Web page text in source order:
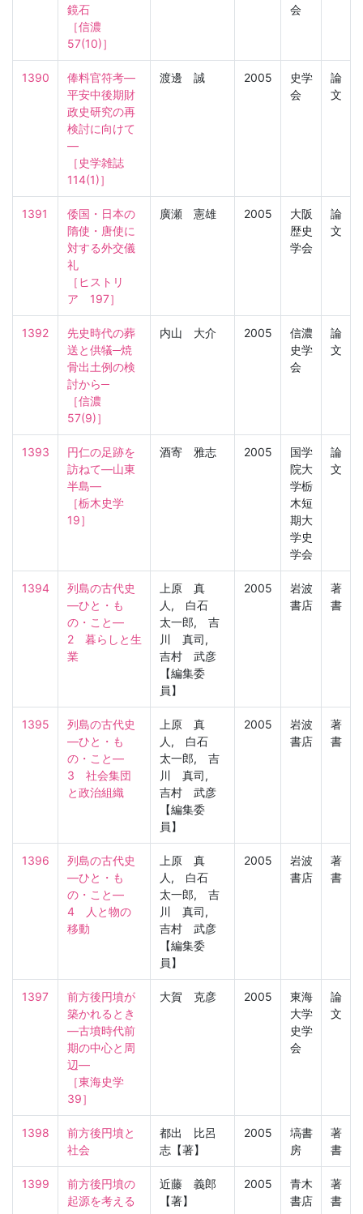
鏡石
［信濃
57(10)］
会
1390
俸料官符考―
平安中後期財
政史研究の再
検討に向けて
―
［史学雑誌
114(1)］
渡邊 誠 2005
史学
会
論
文
1391
倭国・日本の
隋使・唐使に
対する外交儀
礼
［ヒストリ
ア　197］
廣瀬 憲雄 2005
大阪
歴史
学会
論
文
1392
先史時代の葬
送と供犠─焼
骨出土例の検
討から─
［信濃
57(9)］
内山 大介 2005
信濃
史学
会
論
文
1393
円仁の足跡を
訪ねて―山東
半島―
［栃木史学
19］
酒寄 雅志 2005
国学
院大
学栃
木短
期大
学史
学会
論
文
1394
列島の古代史
―ひと・も
の・こと―
2　暮らしと生
業
上原 真
人, 白石
太一郎, 吉
川 真司,
吉村 武彦
【編集委
員】
2005
岩波
書店
著
書
1395
列島の古代史
―ひと・も
の・こと―
3　社会集団
と政治組織
上原 真
人, 白石
太一郎, 吉
川 真司,
吉村 武彦
【編集委
員】
2005
岩波
書店
著
書
1396
列島の古代史
―ひと・も
の・こと―
4　人と物の
移動
上原 真
人, 白石
太一郎, 吉
川 真司,
吉村 武彦
【編集委
員】
2005
岩波
書店
著
書
1397
前方後円墳が
築かれるとき
—古墳時代前
期の中心と周
辺—
［東海史学
39］
大賀 克彦 2005
東海
大学
史学
会
論
文
1398
前方後円墳と
社会
都出 比呂
志【著】
2005
塙書
房
著
書
1399
前方後円墳の
起源を考える
近藤 義郎
【著】
2005
青木
書店
著
書